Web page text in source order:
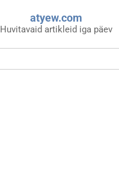
atyew.com
Huvitavaid artikleid iga päev